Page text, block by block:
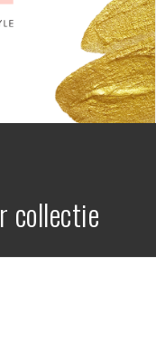
collectie